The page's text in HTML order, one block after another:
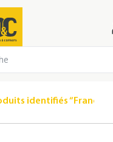
identifiés “Frances